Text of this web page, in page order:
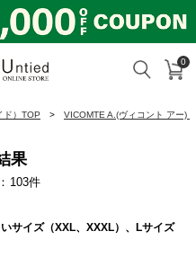
検索 カ
0
ド）TOP VICOMTE A.(ヴィコント アー)
果
103件
サイズ（XXL、XXXL）、Lサイズ